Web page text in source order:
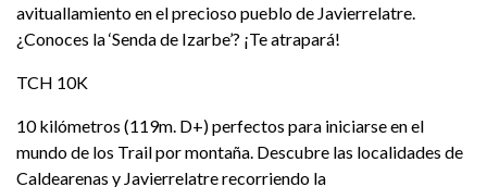
avituallamiento en el precioso pueblo de Javierrelatre.
¿Conoces la ‘Senda de Izarbe’? ¡Te atrapará!
TCH 10K
10 kilómetros (119m. D+) perfectos para iniciarse en el
mundo de los Trail por montaña. Descubre las localidades de
Caldearenas y Javierrelatre recorriendo la